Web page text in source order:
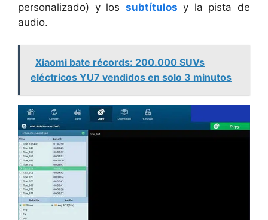
personalizado) y los subtítulos y la pista de
audio.
Xiaomi bate récords: 200.000 SUVs
eléctricos YU7 vendidos en solo 3 minutos